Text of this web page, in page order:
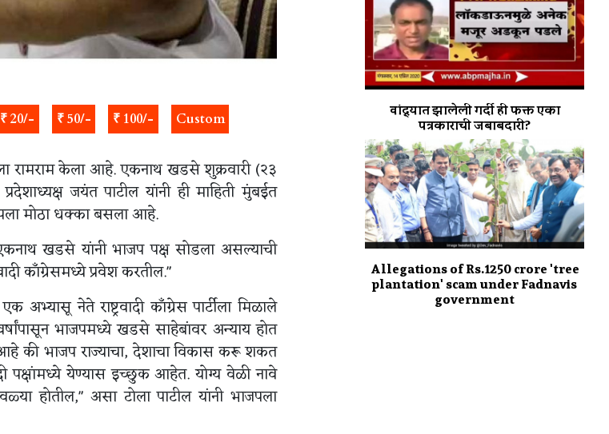
₹ 20/- ₹ 50/- ₹ 100/- Custom
रामराम केला आहे. एकनाथ खडसे शुक्रवारी (२३
जयंत पाटील यांनी ही माहिती मुंबईत
मोठा धक्का बसला आहे.
खडसे यांनी भाजप पक्ष सोडला असल्याची
काँग्रेसमध्ये प्रवेश करतील."
नेते राष्ट्रवादी काँग्रेस पार्टीला मिळाले
भाजपमध्ये खडसे साहेबांवर अन्याय होत
की भाजप राज्याचा, देशाचा विकास करू शकत
पक्षांमध्ये येण्यास इच्छुक आहेत. योग्य वेळी नावे
होतील," असा टोला पाटील यांनी भाजपला
वांद्र्यात झालेली गर्दी ही फक्त एका
पत्रकाराची जबाबदारी?
Allegations of Rs.1250 crore 'tree
plantation' scam under Fadnavis
government